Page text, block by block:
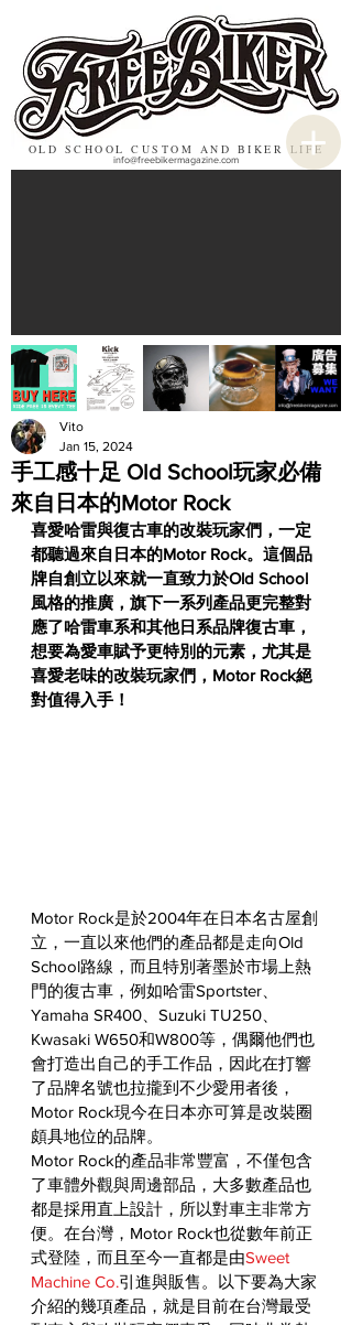
OLD SCHOOL CUSTOM AND BIKER LIFE
info@freebikermagazine.com
手工感十足 Old School玩家必備
來自日本的Motor Rock
Vito
Jan 15, 2024
喜愛哈雷與復古車的改裝玩家們，一定
都聽過來自日本的Motor Rock。這個品
牌自創立以來就一直致力於Old School
風格的推廣，旗下一系列產品更完整對
應了哈雷車系和其他日系品牌復古車，
想要為愛車賦予更特別的元素，尤其是
喜愛老味的改裝玩家們，Motor Rock絕
對值得入手！
Motor Rock是於2004年在日本名古屋創
立，一直以來他們的產品都是走向Old
School路線，而且特別著墨於市場上熱
門的復古車，例如哈雷Sportster、
Yamaha SR400、Suzuki TU250、
Kwasaki W650和W800等，偶爾他們也
會打造出自己的手工作品，因此在打響
了品牌名號也拉攏到不少愛用者後，
Motor Rock現今在日本亦可算是改裝圈
頗具地位的品牌。
Motor Rock的產品非常豐富，不僅包含
了車體外觀與周邊部品，大多數產品也
都是採用直上設計，所以對車主非常方
便。在台灣，Motor Rock也從數年前正
式登陸，而且至今一直都是由Sweet
Machine Co.引進與販售。以下要為大家
介紹的幾項產品，就是目前在台灣最受